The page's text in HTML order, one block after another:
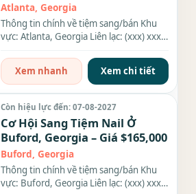
Atlanta, Georgia
Thông tin chính về tiệm sang/bán Khu
vực: Atlanta, Georgia Liên lạc: (xxx) xxx-
Xem nhanh
Xem chi tiết
Còn hiệu lực đến: 07-08-2027
Cơ Hội Sang Tiệm Nail Ở
Buford, Georgia – Giá $165,000
Buford, Georgia
Thông tin chính về tiệm sang/bán Khu
vực: Buford, Georgia Liên lạc: (xxx) xxx-